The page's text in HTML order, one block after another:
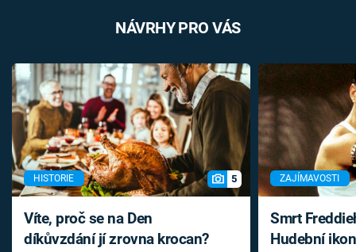
NÁVRHY PRO VÁS
HISTORIE 5
Víte, proč se na Den
díkůvzdání jí zrovna krocan?
ZAJÍMAVOSTI
Smrt
Hudební